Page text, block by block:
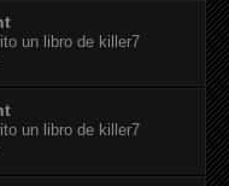
un libro de killer7
un libro de killer7